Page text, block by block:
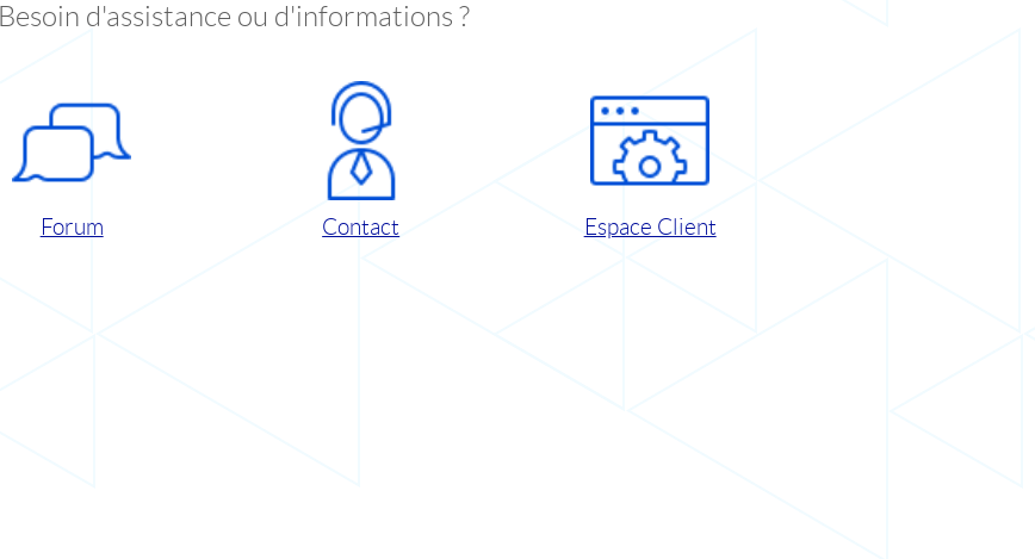
Besoin d'assistance ou d'informations ?
Forum Contact Espace Client